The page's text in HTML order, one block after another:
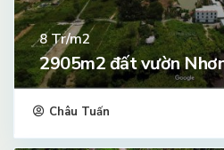
8 Tr/m2
2905m2 đất vườn
Châu Tuấn